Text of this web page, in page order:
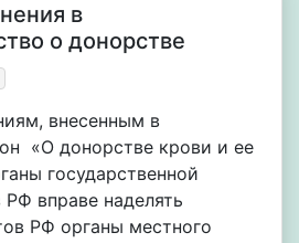
в
о донорстве
внесенным в
«О донорстве крови и ее
государственной
РФ вправе наделять
РФ органы местного